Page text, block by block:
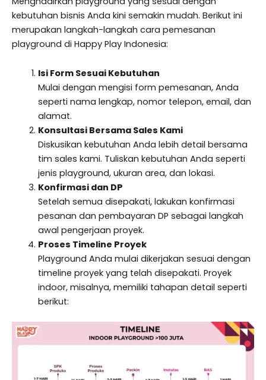
kebutuhan bisnis Anda kini semakin mudah. Berikut ini
merupakan langkah-langkah cara pemesanan
playground di Happy Play Indonesia:
Isi Form Sesuai Kebutuhan
Mulai dengan mengisi form pemesanan, Anda
seperti nama lengkap, nomor telepon, email, dan
alamat.
Konsultasi Bersama Sales Kami
Diskusikan kebutuhan Anda lebih detail bersama
tim sales kami. Tuliskan kebutuhan Anda seperti
jenis playground, ukuran area, dan lokasi.
Konfirmasi dan DP
Setelah semua disepakati, lakukan konfirmasi
pesanan dan pembayaran DP sebagai langkah
awal pengerjaan proyek.
Proses Timeline Proyek
Playground Anda mulai dikerjakan sesuai dengan
timeline proyek yang telah disepakati. Proyek
indoor, misalnya, memiliki tahapan detail seperti
berikut: